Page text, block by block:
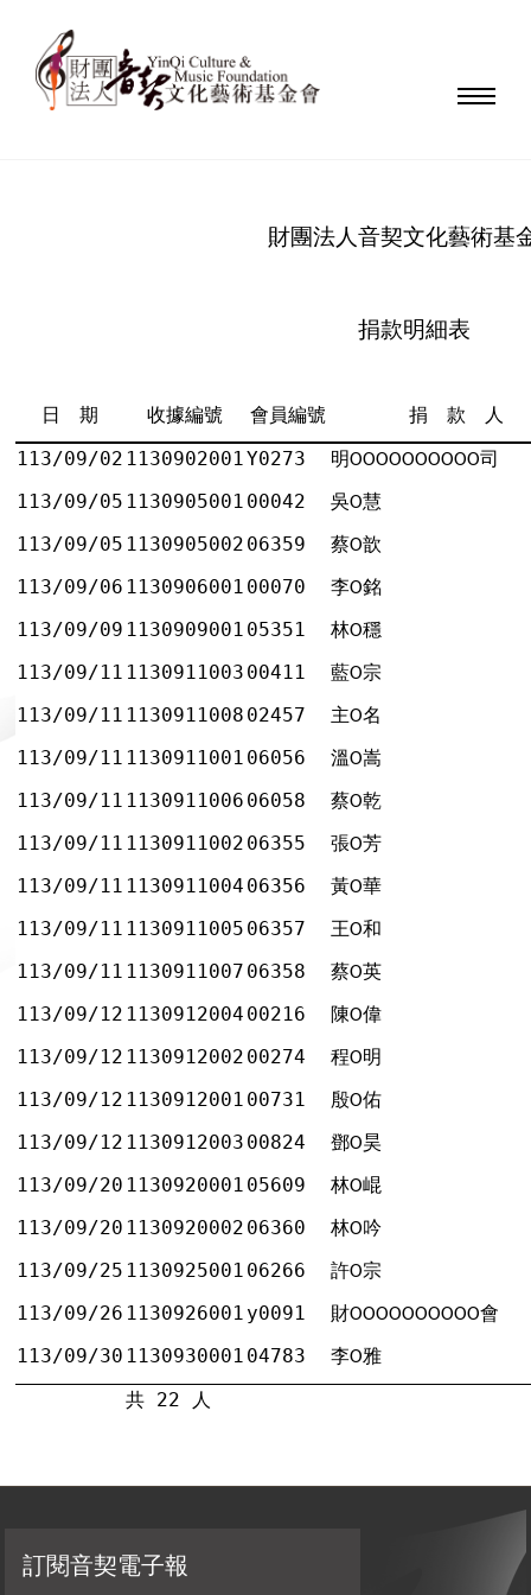
財團法人音契文化藝術基
捐款明細表
日 期 收據編號 會員編號
捐 款 人
113/09/02 1130902001Y0273 明ΟΟΟΟΟΟΟΟΟΟ司
113/09/05 1130905001 00042 吳Ο慧
113/09/05 1130905002 06359 蔡Ο歆
113/09/06 1130906001 00070 李Ο銘
113/09/09 1130909001 05351 林Ο穩
113/09/11 1130911003 00411 藍Ο宗
113/09/11 1130911008 02457 主Ο名
113/09/11 1130911001 06056 溫Ο嵩
113/09/11 1130911006 06058 蔡Ο乾
113/09/11 1130911002 06355 張Ο芳
113/09/11 1130911004 06356 黃Ο華
113/09/11 1130911005 06357 王Ο和
113/09/11 1130911007 06358 蔡Ο英
113/09/12 1130912004 00216 陳Ο偉
113/09/12 1130912002 00274 程Ο明
113/09/12 1130912001 00731 殷Ο佑
113/09/12 1130912003 00824 鄧Ο昊
113/09/20 1130920001 05609 林Ο崐
113/09/20 1130920002 06360 林Ο吟
113/09/25 1130925001 06266 許Ο宗
113/09/26 1130926001 y0091 財ΟΟΟΟΟΟΟΟΟΟ會
113/09/30 1130930001 04783 李Ο雅
共 22 人
訂閱音契電子報